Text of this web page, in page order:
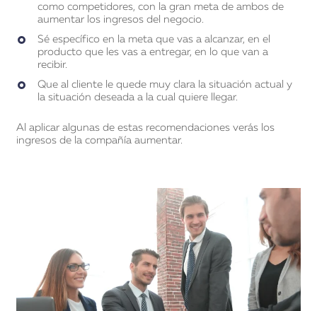
como competidores, con la gran meta de ambos de
aumentar los ingresos del negocio.
Sé específico en la meta que vas a alcanzar, en el
producto que les vas a entregar, en lo que van a
recibir.
Que al cliente le quede muy clara la situación actual y
la situación deseada a la cual quiere llegar.
Al aplicar algunas de estas recomendaciones verás los
ingresos de la compañía aumentar.